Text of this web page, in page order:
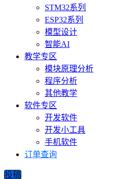
STM32系列
ESP32系列
模型设计
智能AI
教学专区
模块原理分析
程序分析
其他教学
软件专区
开发软件
开发小工具
手机软件
订单查询
投稿